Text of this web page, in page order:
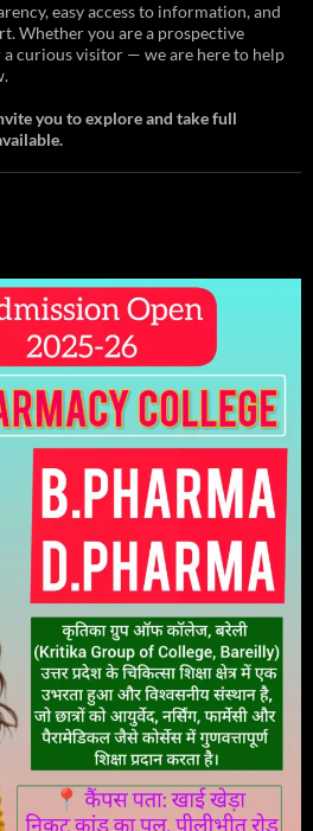
easy access to information, and
Whether you are a prospective
curious visitor — we are here to help
you to explore and take full